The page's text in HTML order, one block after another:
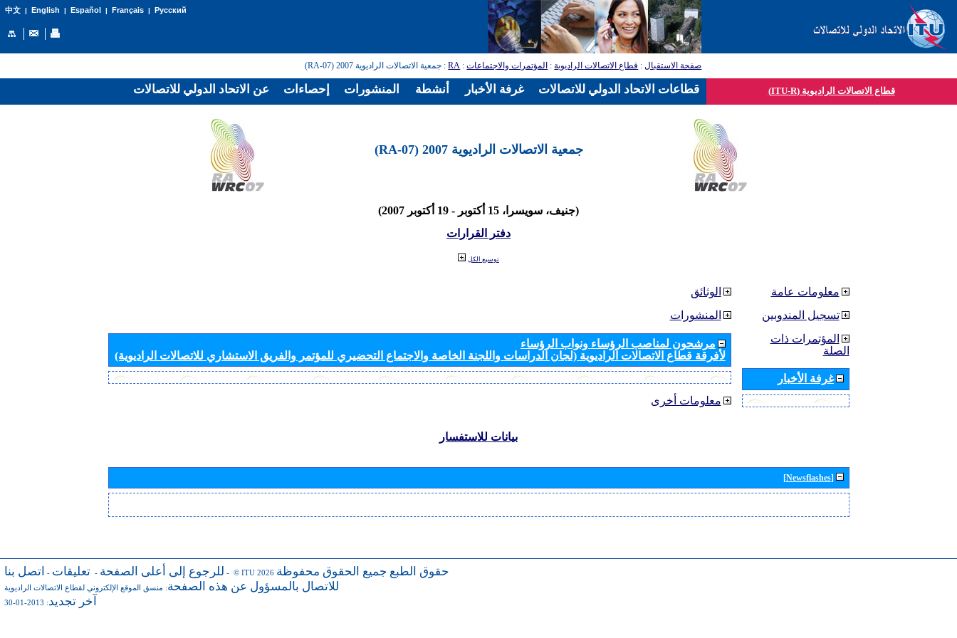
中文| English | Español | Français| Русский
صفحة الاستقبال: قطاع الاتصالات الراديوية: المؤتمرات والاجتماعات:
RA: جمعية الاتصالات الراديوية 2007 (RA-07)
قطاع الاتصالات الراديوية (ITU-R)
جمعية الاتصالات الراديوية 2007 (RA-07)
(جنيف، سويسرا، 15 أكتوبر - 19 أكتوبر 2007)
دفتر القرارات
توسيع الكل
الوثائق
المنشورات
مرشحون لمناصب الرؤساء ونواب الرؤساء
لأفرقة قطاع الاتصالات الراديوية (لجان الدراسات واللجنة الخاصة والاجتماع التحضيري للمؤتمر والفريق الاستشاري للاتصالات الراديوية)
معلومات أخرى
معلومات عامة
تسجيل المندوبين
المؤتمرات ذات
الصلة
غرفة الأخبار
بيانات للاستفسار
[Newsflashes]
للرجوع إلى أعلى الصفحة - تعليقات - اتصل بنا - © ITU 2026 حقوق الطبع جميع الحقوق محفوظة
للاتصال بالمسؤول عن هذه الصفحة: منسق الموقع الإلكتروني لقطاع الاتصالات الراديوية
آخر تجديد: 2013-01-30
عن الاتحاد الدولي للاتصالات إحصاءات المنشورات أنشطة غرفة الأخبار قطاعات الاتحاد الدولي للاتصالات